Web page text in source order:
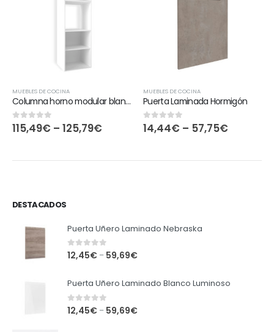
MUEBLES DE COCINA
Columna horno modular blanca
0out of 5
115,49€ – 125,79€
MUEBLES DE COCINA
Puerta Laminada Hormigón
0 out of 5
14,44€ – 57,75€
DESTACADOS
Puerta Uñero Laminado Nebraska
0out of 5
12,45€ – 59,69€
Puerta Uñero Laminado Blanco Luminoso
0out of 5
12,45€ – 59,69€